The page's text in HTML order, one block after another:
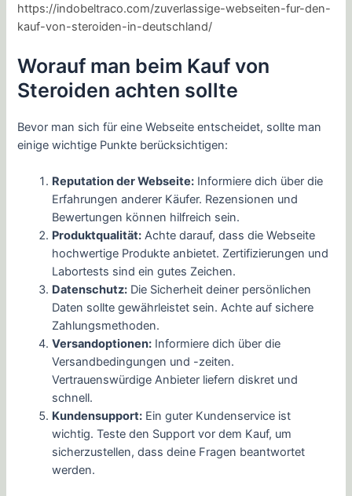
https://indobeltraco.com/zuverlassige-webseiten-fur-den-
kauf-von-steroiden-in-deutschland/
Worauf man beim Kauf von
Steroiden achten sollte
Bevor man sich für eine Webseite entscheidet, sollte man
einige wichtige Punkte berücksichtigen:
Reputation der Webseite: Informiere dich über die
Erfahrungen anderer Käufer. Rezensionen und
Bewertungen können hilfreich sein.
Produktqualität: Achte darauf, dass die Webseite
hochwertige Produkte anbietet. Zertifizierungen und
Labortests sind ein gutes Zeichen.
Datenschutz: Die Sicherheit deiner persönlichen
Daten sollte gewährleistet sein. Achte auf sichere
Zahlungsmethoden.
Versandoptionen: Informiere dich über die
Versandbedingungen und -zeiten.
Vertrauenswürdige Anbieter liefern diskret und
schnell.
Kundensupport: Ein guter Kundenservice ist
wichtig. Teste den Support vor dem Kauf, um
sicherzustellen, dass deine Fragen beantwortet
werden.